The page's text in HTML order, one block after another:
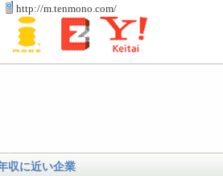
http://m.tenmono.com/
収に近い企業